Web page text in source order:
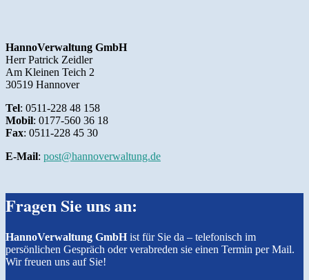
HannoVerwaltung GmbH
Herr Patrick Zeidler
Am Kleinen Teich 2
30519 Hannover
Tel: 0511-228 48 158
Mobil: 0177-560 36 18
Fax: 0511-228 45 30
E-Mail: post@hannoverwaltung.de
Fragen Sie uns an:
HannoVerwaltung GmbHist für Sie da – telefonisch im
persönlichen Gespräch oder verabreden sie einen Termin per Mail.
Wir freuen uns auf Sie!